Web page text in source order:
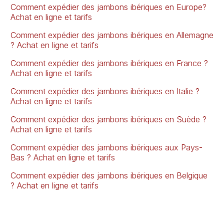
Comment expédier des jambons ibériques en Europe?
Achat en ligne et tarifs
Comment expédier des jambons ibériques en Allemagne
? Achat en ligne et tarifs
Comment expédier des jambons ibériques en France ?
Achat en ligne et tarifs
Comment expédier des jambons ibériques en Italie ?
Achat en ligne et tarifs
Comment expédier des jambons ibériques en Suède ?
Achat en ligne et tarifs
Comment expédier des jambons ibériques aux Pays-
Bas ? Achat en ligne et tarifs
Comment expédier des jambons ibériques en Belgique
? Achat en ligne et tarifs